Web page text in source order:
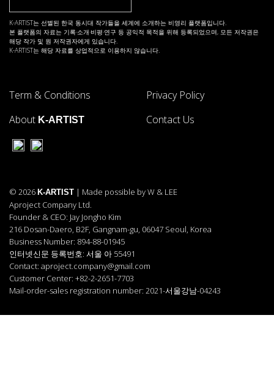
K-ARTIST는 선별된 한국 동시대 작가들을 세계에 소개하는 비영리 플랫폼입니다.
본 플랫폼의 자료는 기록·소개·비평·연구 등 공익적 목적을 위해 등록되었으며, 모든 저작권은
해당 작가 및 원 저작권자에게 있습니다.
K-ARTIST는 해당 자료를 상업적으로 이용하지 않습니다.
Term & Conditions
Privacy Policy
About K-ARTIST Contact Us
© 2026 K-ARTIST | Made possible by W & LEE
Aproject Company Ltd.
Founder & CEO: Jay Jongho Kim
216 Dosan-Daero, B2F, Gangnam-gu, 06047 Seoul, Korea
Business Number: 894-88-01945
인터넷신문 등록번호: 서울 아 55491
Contact: aproject.company@gmail.com
Customer Center: +82-2-2651-7703
Mail-order-sales registration number: 2021-서울강남-04243